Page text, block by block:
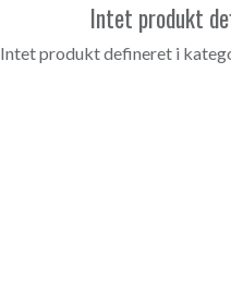
Intet produkt
Intet produkt defineret i